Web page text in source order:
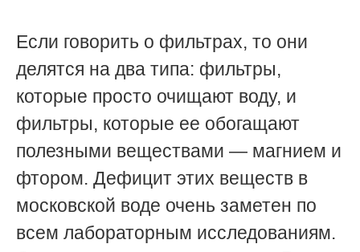
Если говорить о фильтрах, то они
делятся на два типа: фильтры,
которые просто очищают воду, и
фильтры, которые ее обогащают
полезными веществами — магнием и
фтором. Дефицит этих веществ в
московской воде очень заметен по
всем лабораторным исследованиям.